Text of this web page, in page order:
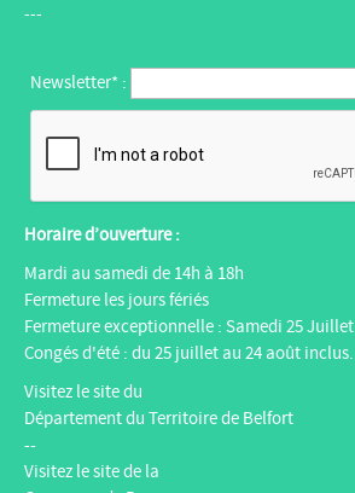
---
Newsletter* :
Horaire d’ouverture :
Mardi au samedi de 14h à 18h
Fermeture les jours fériés
Fermeture exceptionnelle : Samedi 25 Juillet
Congés d'été : du 25 juillet au 24 août inclus.
Visitez le site du
Département du Territoire de Belfort
--
Visitez le site de la